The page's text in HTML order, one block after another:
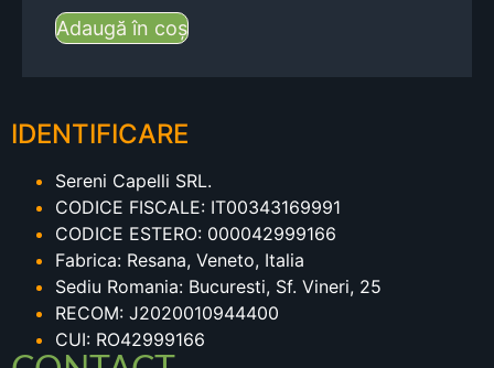
Adaugă în coș
IDENTIFICARE
Sereni Capelli SRL.
CODICE FISCALE: IT00343169991
CODICE ESTERO: 000042999166
Fabrica: Resana, Veneto, Italia
Sediu Romania: Bucuresti, Sf. Vineri, 25
RECOM: J2020010944400
CUI: RO42999166